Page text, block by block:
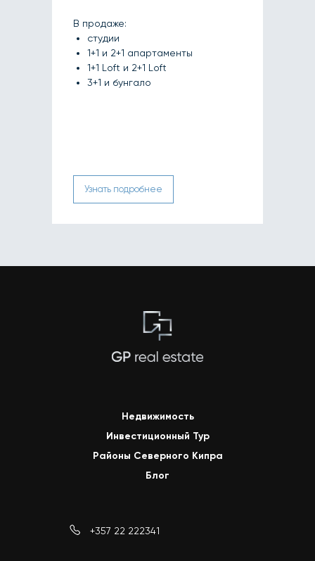
В продаже:
студии
1+1 и 2+1 апартаменты
1+1 Loft и 2+1 Loft
3+1 и бунгало
Узнать подробнее
Недвижимость
Инвестиционный Тур
Районы Северного Кипра
Блог
+357 22 222341